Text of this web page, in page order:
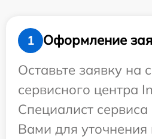
1
Оформление
Оставьте заявку на
сервисного центра
Специалист сервиса
Вами для